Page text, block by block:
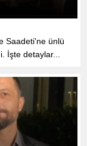
Saadeti'ne ünlü
İşte detaylar...